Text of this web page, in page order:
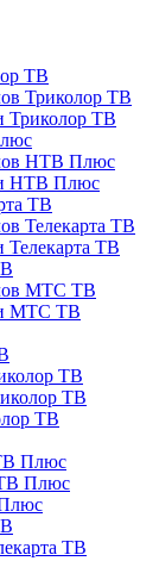
ТВ
Триколор ТВ
Триколор ТВ
НТВ Плюс
НТВ Плюс
ТВ
Телекарта ТВ
Телекарта ТВ
МТС ТВ
МТС ТВ
ТВ
ТВ
ТВ
Плюс
Плюс
ТВ